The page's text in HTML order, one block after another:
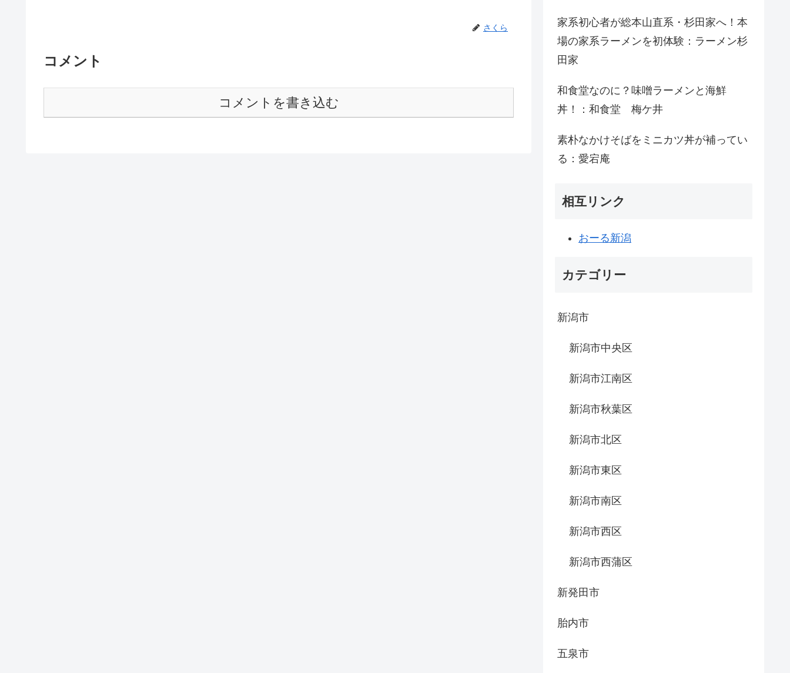
さくら
コメント
コメントを書き込む
家系初心者が総本山直系・杉田家へ！本
場の家系ラーメンを初体験：ラーメン杉
田家
和食堂なのに？味噌ラーメンと海鮮
丼！：和食堂 梅ケ井
素朴なかけそばをミニカツ丼が補ってい
る：愛宕庵
相互リンク
おーる新潟
カテゴリー
新潟市
新潟市中央区
新潟市江南区
新潟市秋葉区
新潟市北区
新潟市東区
新潟市南区
新潟市西区
新潟市西蒲区
新発田市
胎内市
五泉市